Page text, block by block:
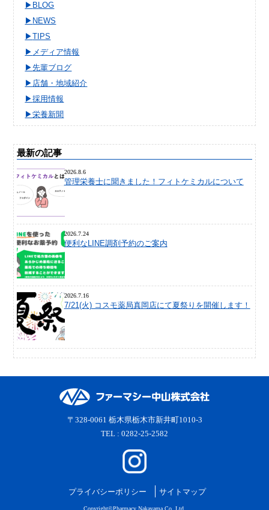
BLOG
NEWS
TIPS
メディア情報
先輩ブログ
店舗・地域紹介
採用情報
栄養新聞
最新の記事
2026.8.6
管理栄養士に聞きました！フィトケミカルについて
2026.7.24
便利なLINE調剤予約のご案内
2026.7.16
7/21(火) コスモ薬局真岡店にて夏祭りを開催します！
〒328-0061 栃木県栃木市新井町1010-3
TEL : 0282-25-2582
プライバシーポリシー サイトマップ
Copyright©Pharmacy Nakayama Co.,Ltd.